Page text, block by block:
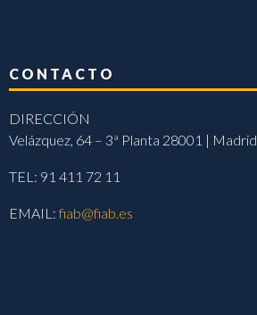
CONTACTO
DIRECCIÓN
Velázquez, 64 – 3ª Planta 28001 | Madrid
TEL: 91 411 72 11
EMAIL:fiab@fiab.es